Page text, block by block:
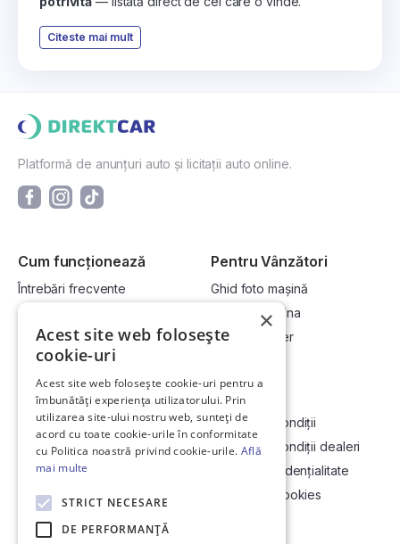
Citeste mai mult
Platformă de anunțuri auto și licitații auto online.
Cum funcționează
Întrebări frecvente
Cum vând la licitație?
Pentru Vânzători
Ghid foto mașină
Vinde-ți mașina
Devino dealer
Link-uri utile
Informații utile vizionare
Contact
Soluționarea Online a litigiilor
ANCP
Compania
Termeni și condiții
Termeni și condiții dealeri
Politică confidențialitate
Politica de cookies
×
Acest site web folosește
cookie-uri
Acest site web folosește cookie-uri pentru a
îmbunătăți experiența utilizatorului. Prin
utilizarea site-ului nostru web, sunteți de
acord cu toate cookie-urile în conformitate
cu Politica noastră privind cookie-urile. Află
mai multe
STRICT NECESARE
DE PERFORMANȚĂ